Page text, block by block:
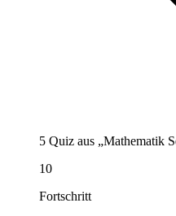
5 Quiz aus „Mathematik
10
Fortschritt